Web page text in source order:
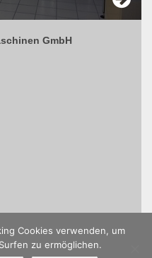
GmbH
DIN EN ISO 9001:2015
Cookies verwenden, um
zu ermöglichen.